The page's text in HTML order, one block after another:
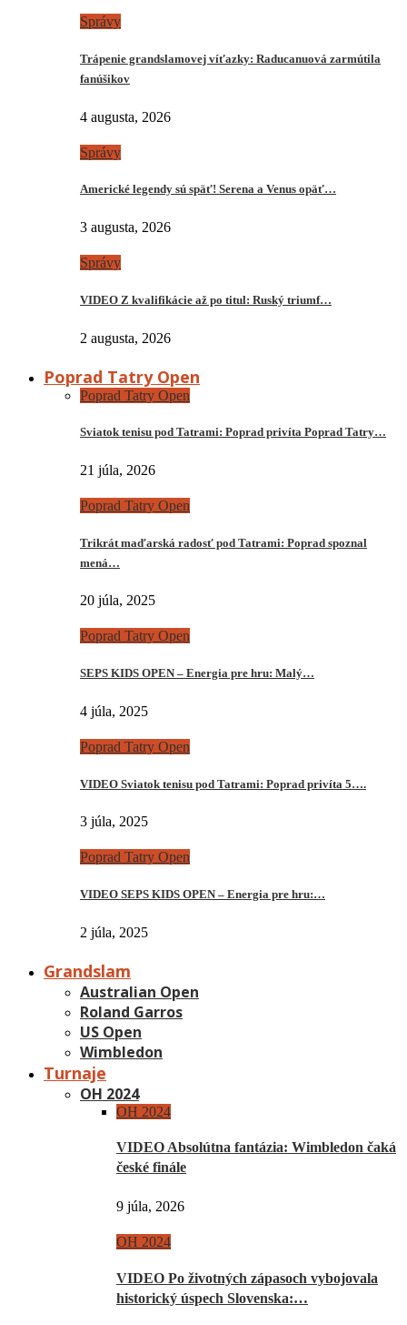
Správy
Trápenie grandslamovej víťazky: Raducanuová zarmútila
fanúšikov
4 augusta, 2026
Správy
Americké legendy sú späť! Serena a Venus opäť…
3 augusta, 2026
Správy
VIDEO Z kvalifikácie až po titul: Ruský triumf…
2 augusta, 2026
Poprad Tatry Open
Poprad Tatry Open
Sviatok tenisu pod Tatrami: Poprad privíta Poprad Tatry…
21 júla, 2026
Poprad Tatry Open
Trikrát maďarská radosť pod Tatrami: Poprad spoznal
mená…
20 júla, 2025
Poprad Tatry Open
SEPS KIDS OPEN – Energia pre hru: Malý…
4 júla, 2025
Poprad Tatry Open
VIDEO Sviatok tenisu pod Tatrami: Poprad privíta 5….
3 júla, 2025
Poprad Tatry Open
VIDEO SEPS KIDS OPEN – Energia pre hru:…
2 júla, 2025
Grandslam
Australian Open
Roland Garros
US Open
Wimbledon
Turnaje
OH 2024
OH 2024
VIDEO Absolútna fantázia: Wimbledon čaká
české finále
9 júla, 2026
OH 2024
VIDEO Po životných zápasoch vybojovala
historický úspech Slovenska:…